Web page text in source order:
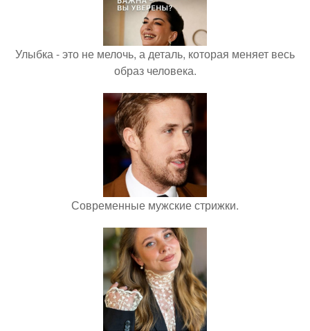
Улыбка - это не мелочь, а деталь, которая меняет весь
образ человека.
Современные мужские стрижки.